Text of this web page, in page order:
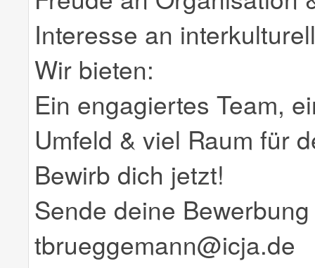
Interesse an
Wir bieten:
Ein engagiertes Team,
Umfeld & viel Raum für
Bewirb dich jetzt!
Sende deine
tbrueggemann@icja.de